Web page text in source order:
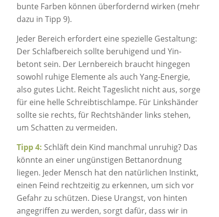
bunte Farben können überfordernd wirken (mehr
dazu in Tipp 9).
Jeder Bereich erfordert eine spezielle Gestaltung:
Der Schlafbereich sollte beruhigend und Yin-
betont sein. Der Lernbereich braucht hingegen
sowohl ruhige Elemente als auch Yang-Energie,
also gutes Licht. Reicht Tageslicht nicht aus, sorge
für eine helle Schreibtischlampe. Für Linkshänder
sollte sie rechts, für Rechtshänder links stehen,
um Schatten zu vermeiden.
Tipp 4: Schläft dein Kind manchmal unruhig? Das
könnte an einer ungünstigen Bettanordnung
liegen. Jeder Mensch hat den natürlichen Instinkt,
einen Feind rechtzeitig zu erkennen, um sich vor
Gefahr zu schützen. Diese Urangst, von hinten
angegriffen zu werden, sorgt dafür, dass wir in